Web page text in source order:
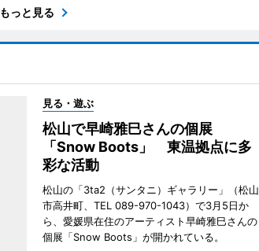
もっと見る
見る・遊ぶ
松山で早崎雅巳さんの個展
「Snow Boots」 東温拠点に多
彩な活動
松山の「3ta2（サンタニ）ギャラリー」（松山
市高井町、TEL 089-970-1043）で3月5日か
ら、愛媛県在住のアーティスト早崎雅巳さんの
個展「Snow Boots」が開かれている。